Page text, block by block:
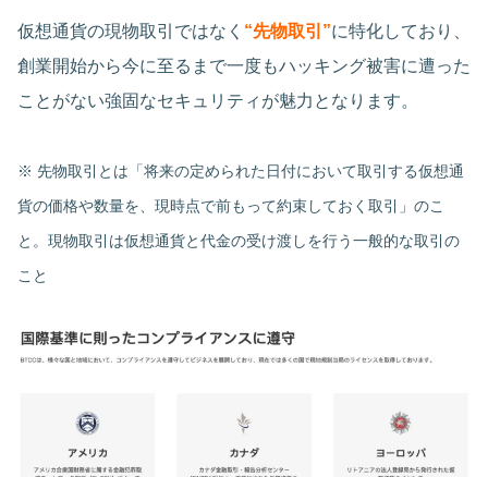
仮想通貨の現物取引ではなく “先物取引”に特化しており、
創業開始から今に至るまで一度もハッキング被害に遭った
ことがない強固なセキュリティが魅力となります。
※ 先物取引とは「将来の定められた日付において取引する仮想通
貨の価格や数量を、現時点で前もって約束しておく取引」のこ
と。現物取引は仮想通貨と代金の受け渡しを行う一般的な取引の
こと